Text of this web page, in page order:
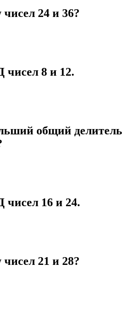
24 и 36?
8 и 12.
общий делитель
16 и 24.
21 и 28?